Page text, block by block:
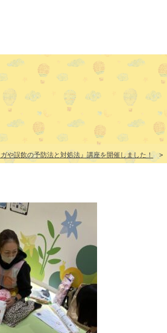
や誤飲の予防法と対処法』講座を開催しました！ >